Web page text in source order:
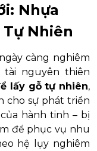
Nhựa
Tự Nhiên
càng nghiêm
nguyên thiên
lấy gỗ tự nhiên,
cho sự phát triển
hành tinh – bị
để phục vụ nhu
hệ lụy nghiêm